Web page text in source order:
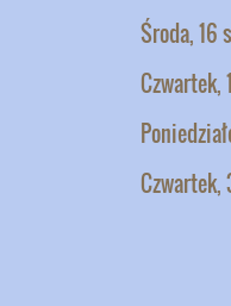
Środa, 16
Czwartek,
Czwartek,